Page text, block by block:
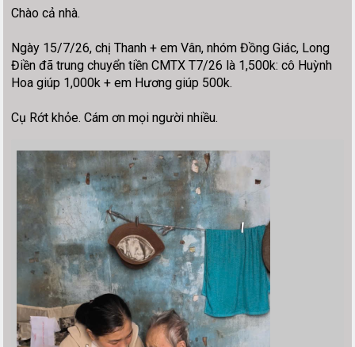
Chào cả nhà.
Ngày 15/7/26, chị Thanh + em Vân, nhóm Đồng Giác, Long
Điền đã trung chuyển tiền CMTX T7/26 là 1,500k: cô Huỳnh
Hoa giúp 1,000k + em Hương giúp 500k.
Cụ Rớt khỏe. Cám ơn mọi người nhiều.